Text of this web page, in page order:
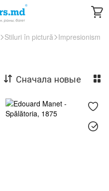
Stiluri în pictură Impresionism
Сначала новые